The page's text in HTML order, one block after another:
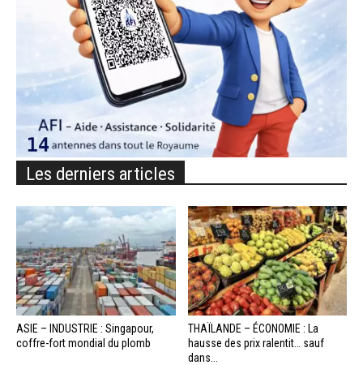
Les derniers articles
ASIE – INDUSTRIE : Singapour,
coffre-fort mondial du plomb
THAÏLANDE – ÉCONOMIE : La
hausse des prix ralentit… sauf
dans...